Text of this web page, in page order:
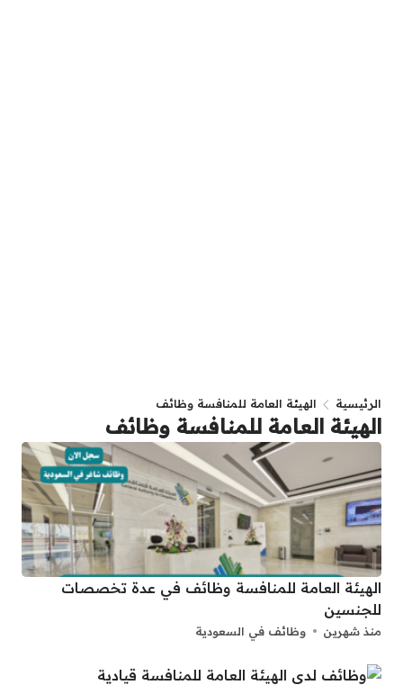
الرئيسية الهيئة العامة للمنافسة وظائف
الهيئة العامة للمنافسة وظائف
الهيئة العامة للمنافسة وظائف في عدة تخصصات
للجنسين
منذ شهرين وظائف في السعودية